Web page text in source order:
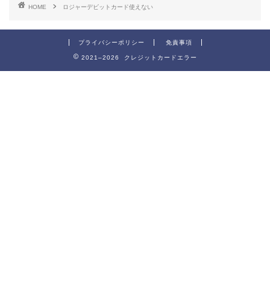
HOME ロジャーデビットカード使えない
プライバシーポリシー 免責事項
2021–2026 クレジットカードエラー